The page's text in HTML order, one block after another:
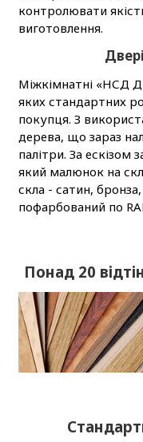
контролювати
виготовлення.
Міжкімнатні «НСД
яких стандартних
покупця. З
дерева, що зараз
палітри. За
який малюнок на
скла - сатин,
пофарбований по
Понад 20